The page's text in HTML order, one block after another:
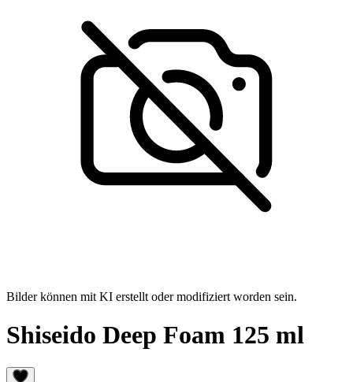
Bilder können mit KI erstellt oder modifiziert worden sein.
Shiseido Deep Foam 125 ml